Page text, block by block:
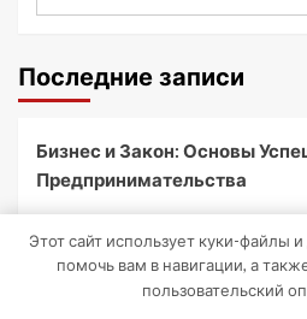
Последние записи
Бизнес и Закон: Основы
Предпринимательства
Автозапчасти: Сигналы
Этот сайт использует куки-файлы
помочь вам в навигации, а
пользовательский